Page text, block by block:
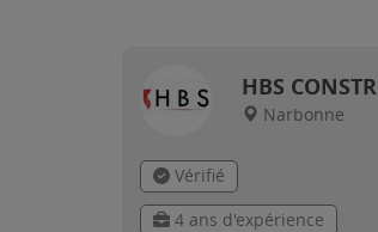
HBS
Narbonne
Vérifié
4 ans d'expérience